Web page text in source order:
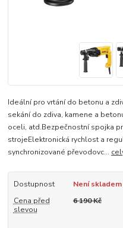
Ideální pro vrtání do betonu a
sekání do zdiva, kamene a
oceli, atd.Bezpečnostní spojka
strojeElektronická rychlost a
synchronizované převodovc...
Dostupnost
Není skladem
Cena před
slevou
6 190 Kč